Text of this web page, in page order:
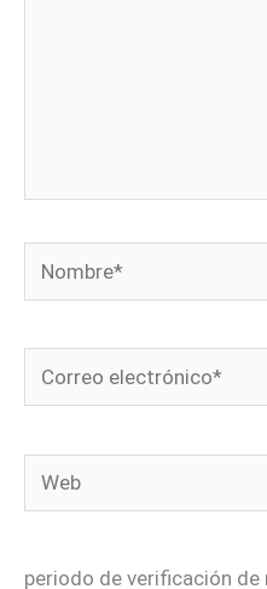
Nombre*
Correo
electrónico*
Web
periodo de verificación de